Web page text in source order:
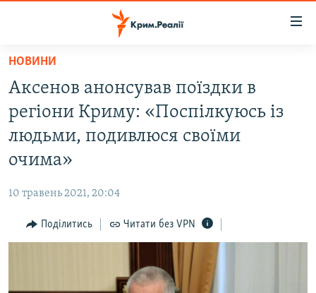
Перейти
основного
матеріалу
Перейти
до
основної
Перейти
пошуку
ВІДЕО ТА ФОТО
ПОГЛЯД
ІНТЕРВ'Ю
НОВИНИ
Аксенов анонсував поїздки в
регіони Криму: «Поспілкуюсь із
людьми, подивлюся своїми
очима»
10 травень 2021, 20:04
Поділитись Читати без VPN